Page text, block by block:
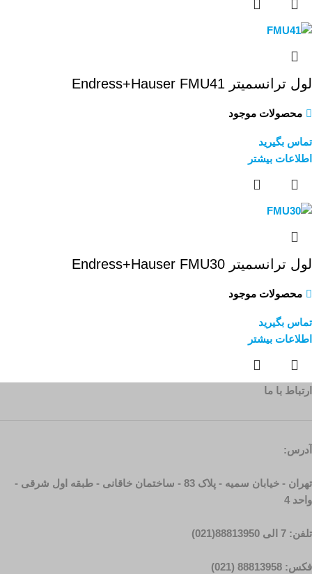
لول ترانسمیتر Endress+Hauser FMU41
محصولات موجود
تماس بگیرید
اطلاعات بیشتر
لول ترانسمیتر Endress+Hauser FMU30
محصولات موجود
تماس بگیرید
اطلاعات بیشتر
ارتباط با ما
آدرس:
تهران - خیابان سمیه - پلاک 83 - ساختمان خاقانی - طبقه اول شرقی -
واحد 4
تلفن: 7 الی 88813950(021)
فکس: 88813958 (021)